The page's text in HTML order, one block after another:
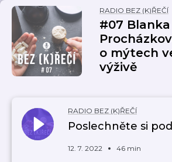
RADIO BEZ (K)ŘEČÍ
#07 Blanka
o mýtech
výživě
RADIO BEZ (K)ŘEČÍ
Poslechněte si
12. 7. 2022 46 min